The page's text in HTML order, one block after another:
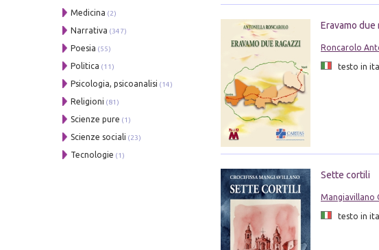
Medicina (2)
Narrativa (347)
Poesia (55)
Politica (11)
Psicologia, psicoanalisi (14)
Religioni (81)
Scienze pure (1)
Scienze sociali (23)
Tecnologie (1)
Eravamo due
Roncarolo
testo in
Sette cortili
Mangiavillano
testo in